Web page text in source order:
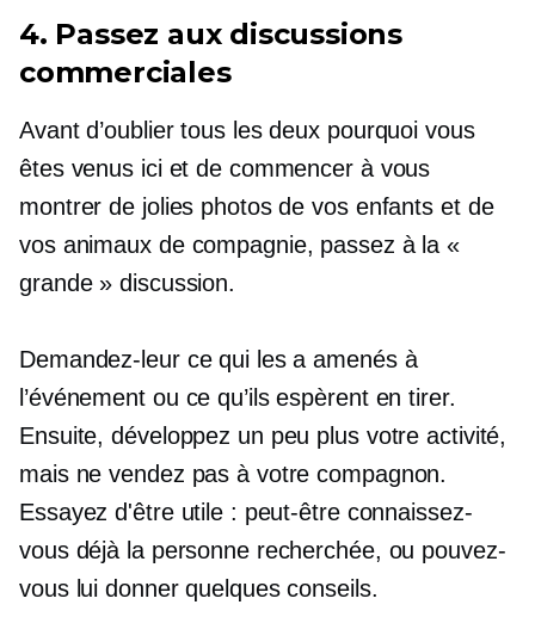
4. Passez aux discussions
commerciales
Avant d’oublier tous les deux pourquoi vous
êtes venus ici et de commencer à vous
montrer de jolies photos de vos enfants et de
vos animaux de compagnie, passez à la «
grande » discussion.
Demandez-leur ce qui les a amenés à
l’événement ou ce qu’ils espèrent en tirer.
Ensuite, développez un peu plus votre activité,
mais ne vendez pas à votre compagnon.
Essayez d'être utile : peut-être connaissez-
vous déjà la personne recherchée, ou pouvez-
vous lui donner quelques conseils.